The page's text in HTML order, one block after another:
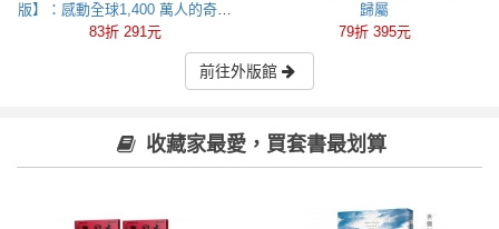
版】：感動全球1,400 萬人的奇蹟
之書，東野圭吾最令人感動落淚
83折 291元
歸屬
79折 395元
前往外版館
收藏家最愛，買套書最划算